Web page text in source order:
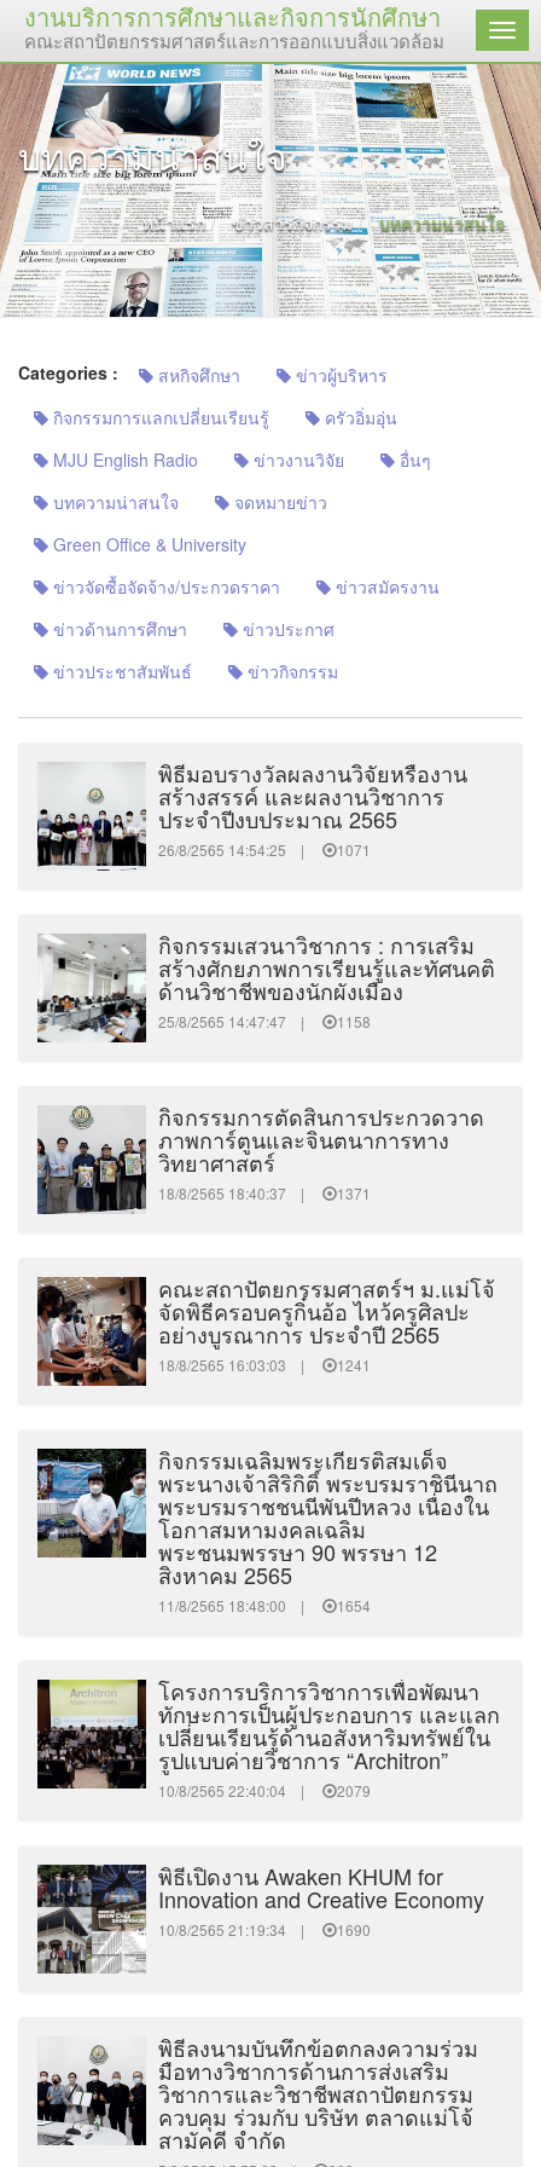
งานบริการการศึกษาและกิจการนักศึกษา
คณะสถาปัตยกรรมศาสตร์และการออกแบบสิ่งแวดล้อม มหาวิทยา
เมนู
บทความน่าสนใจ
หน้าแรก ข่าวสารกิจกรรม บทความน่าสนใจ
Categories : สหกิจศึกษา
ข่าวผู้บริหาร
กิจกรรมการแลกเปลี่ยนเรียนรู้
ครัวอิ่มอุ่น
MJU English Radio
ข่าวงานวิจัย
อื่นๆ
บทความน่าสนใจ
จดหมายข่าว
Green Office & University
ข่าวจัดซื้อจัดจ้าง/ประกวดราคา
ข่าวสมัครงาน
ข่าวด้านการศึกษา
ข่าวประกาศ
ข่าวประชาสัมพันธ์
ข่าวกิจกรรม
พิธีมอบรางวัลผลงานวิจัยหรืองาน
สร้างสรรค์ และผลงานวิชาการ
ประจำปีงบประมาณ 2565
26/8/2565 14:54:25 | 1071
กิจกรรมเสวนาวิชาการ : การเสริม
สร้างศักยภาพการเรียนรู้และทัศนคติ
ด้านวิชาชีพของนักผังเมือง
25/8/2565 14:47:47 | 1158
กิจกรรมการตัดสินการประกวดวาด
ภาพการ์ตูนและจินตนาการทาง
วิทยาศาสตร์
18/8/2565 18:40:37 | 1371
คณะสถาปัตยกรรมศาสตร์ฯ ม.แม่โจ้
จัดพิธีครอบครูกิ๋นอ้อ ไหว้ครูศิลปะ
อย่างบูรณาการ ประจำปี 2565
18/8/2565 16:03:03 | 1241
กิจกรรมเฉลิมพระเกียรติสมเด็จ
พระนางเจ้าสิริกิติ์ พระบรมราชินีนาถ
พระบรมราชชนนีพันปีหลวง เนื่องใน
โอกาสมหามงคลเฉลิม
พระชนมพรรษา 90 พรรษา 12
สิงหาคม 2565
11/8/2565 18:48:00 | 1654
โครงการบริการวิชาการเพื่อพัฒนา
ทักษะการเป็นผู้ประกอบการ และแลก
เปลี่ยนเรียนรู้ด้านอสังหาริมทรัพย์ใน
รูปแบบค่ายวิชาการ “Architron”
10/8/2565 22:40:04 | 2079
พิธีเปิดงาน Awaken KHUM for
Innovation and Creative Economy
10/8/2565 21:19:34 | 1690
พิธีลงนามบันทึกข้อตกลงความร่วม
มือทางวิชาการด้านการส่งเสริม
วิชาการและวิชาชีพสถาปัตยกรรม
ควบคุม ร่วมกับ บริษัท ตลาดแม่โจ้
สามัคคี จำกัด